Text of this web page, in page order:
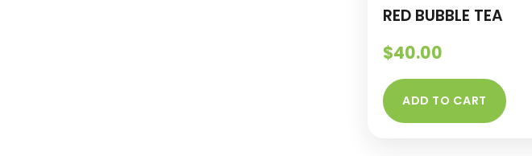
RED BUBBLE TEA
$40.00
ADD TO CART